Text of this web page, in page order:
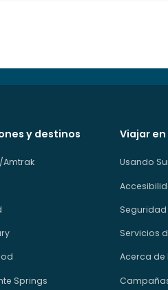
y destinos
Amtrak
Springs
Viajar en
Usando
Servicios
Acerca de